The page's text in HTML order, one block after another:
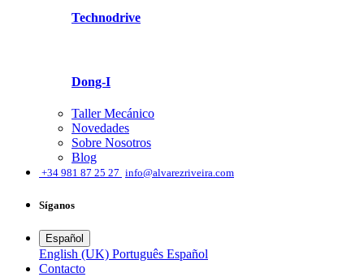
Technodrive
Dong-I
Taller Mecánico
Novedades
Sobre Nosotros
Blog
+34 981 87 25 27 info@alvarezriveira.com
Síganos
Español
English (UK) Português Español
​Contacto